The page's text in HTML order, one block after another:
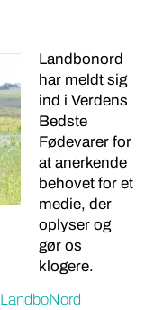
Landbonord
har meldt sig
ind i Verdens
Bedste
Fødevarer for
at anerkende
behovet for et
medie, der
oplyser og
gør os
klogere.
LandboNord